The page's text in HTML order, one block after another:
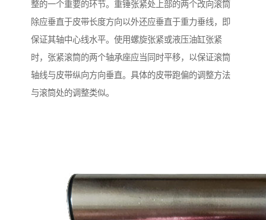
整的一个重要的环节。重锤张紧处上部的两个改向滚筒
除应垂直于皮带长度方向以外还应垂直于重力垂线，即
保证其轴中心线水平。使用螺旋张紧或液压油缸张紧
时，张紧滚筒的两个轴承座应当同时平移，以保证滚筒
轴线与皮带纵向方向垂直。具体的皮带跑偏的调整方法
与滚筒处的调整类似。